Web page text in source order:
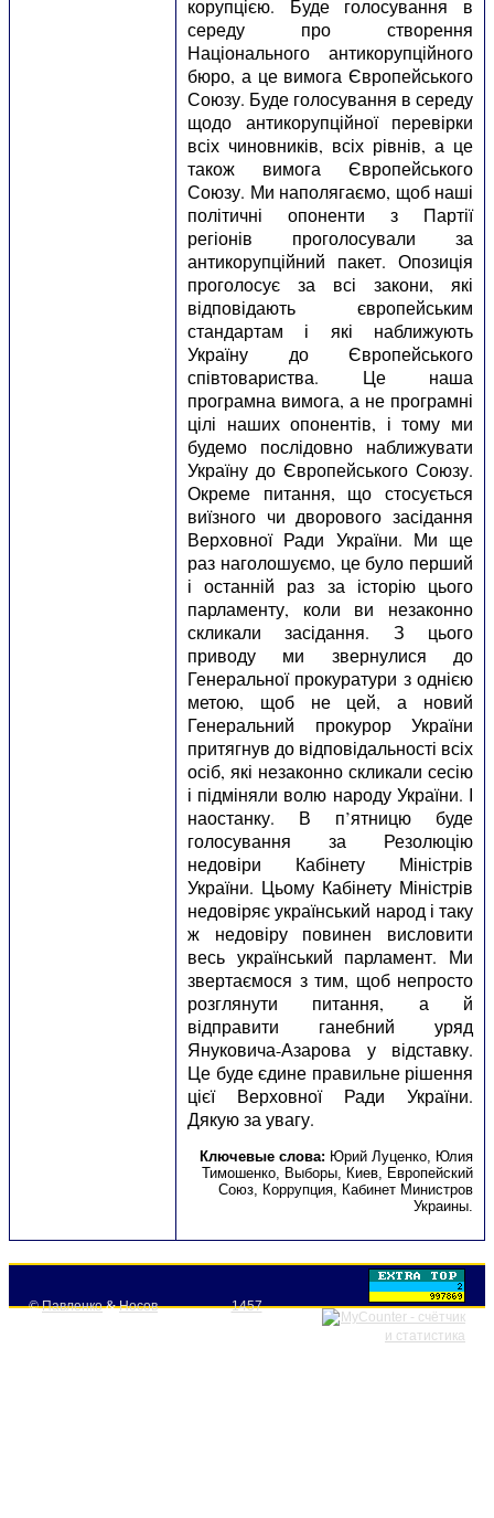
корупцією. Буде голосування в
середу про створення
Національного антикорупційного
бюро, а це вимога Європейського
Союзу. Буде голосування в середу
щодо антикорупційної перевірки
всіх чиновників, всіх рівнів, а це
також вимога Європейського
Союзу. Ми наполягаємо, щоб наші
політичні опоненти з Партії
регіонів проголосували за
антикорупційний пакет. Опозиція
проголосує за всі закони, які
відповідають європейським
стандартам і які наближують
Україну до Європейського
співтовариства. Це наша
програмна вимога, а не програмні
цілі наших опонентів, і тому ми
будемо послідовно наближувати
Україну до Європейського Союзу.
Окреме питання, що стосується
виїзного чи дворового засідання
Верховної Ради України. Ми ще
раз наголошуємо, це було перший
і останній раз за історію цього
парламенту, коли ви незаконно
скликали засідання. З цього
приводу ми звернулися до
Генеральної прокуратури з однією
метою, щоб не цей, а новий
Генеральний прокурор України
притягнув до відповідальності всіх
осіб, які незаконно скликали сесію
і підміняли волю народу України. І
наостанку. В п’ятницю буде
голосування за Резолюцію
недовіри Кабінету Міністрів
України. Цьому Кабінету Міністрів
недовіряє український народ і таку
ж недовіру повинен висловити
весь український парламент. Ми
звертаємося з тим, щоб непросто
розглянути питання, а й
відправити ганебний уряд
Януковича-Азарова у відставку.
Це буде єдине правильне рішення
цієї Верховної Ради України.
Дякую за увагу.
Ключевые слова: Юрий Луценко Юлия
Тимошенко Выборы Киев Европейский
Союз Коррупция Кабинет Министров
Украины
©Павленко&Носов 1457